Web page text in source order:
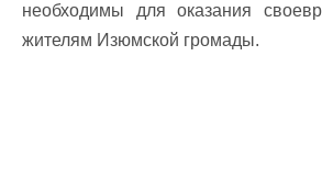
необходимы для оказания
жителям Изюмской громады.